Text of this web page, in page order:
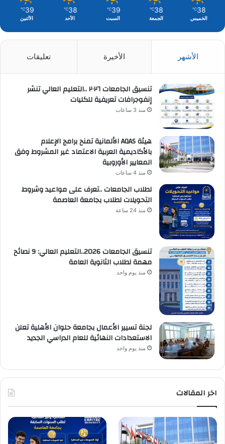
38
℃
الخميس
38
℃
الجمعة
39
℃
السبت
38
℃
الأحد
39
℃
الأثنين
الأشهر الأخيرة تعليقات
تنسيق الجامعات ٢٠٢٦ ..التعليم العالي تنشر
إنفوجرافات تعريفية للكليات
منذ 3 ساعات
هيئة AQAS الألمانية تمنح برامج الإعلام
بالأكاديمية العربية الاعتماد غير المشروط وفق
المعايير الأوروبية
منذ 4 ساعات
لطلاب الجامعات ..تعرف على مواعيد وشروط
التحويلات لطلاب بجامعة العاصمة
منذ 24 ساعة
تنسيق الجامعات 2026..التعليم العالي: 9 نصائح
مهمة لطلاب الثانوية العامة
منذ يوم واحد
لجنة تسيير الأعمال بجامعة حلوان الأهلية تعلن
الاستعدادات النهائية للعام الدراسي الجديد
منذ يوم واحد
اخر المقالات